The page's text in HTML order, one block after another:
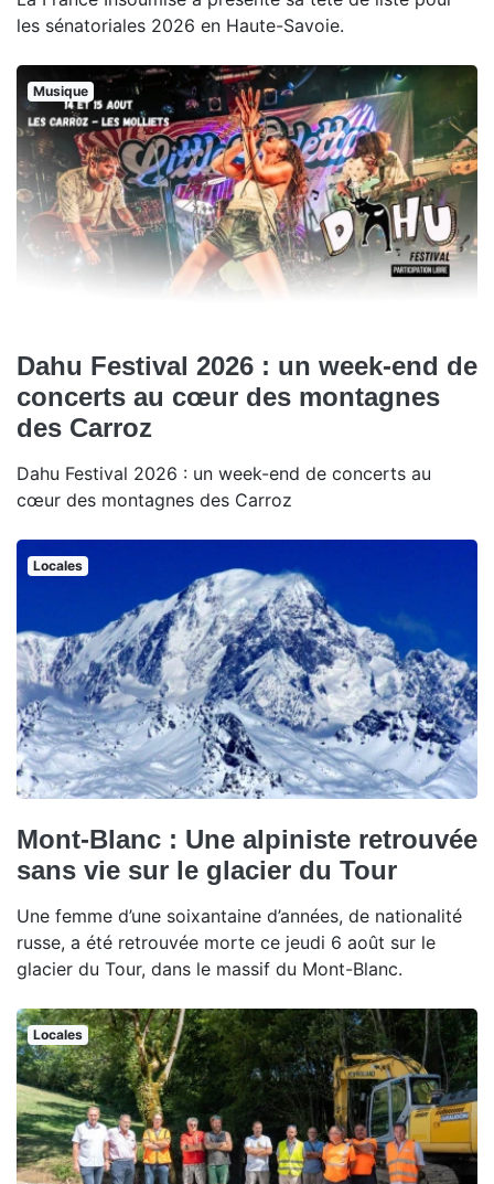
les sénatoriales 2026 en Haute-Savoie.
Musique
Dahu Festival 2026 : un week-end de
concerts au cœur des montagnes
des Carroz
Dahu Festival 2026 : un week-end de concerts au
cœur des montagnes des Carroz
Locales
Mont-Blanc : Une alpiniste retrouvée
sans vie sur le glacier du Tour
Une femme d’une soixantaine d’années, de nationalité
russe, a été retrouvée morte ce jeudi 6 août sur le
glacier du Tour, dans le massif du Mont-Blanc.
Locales